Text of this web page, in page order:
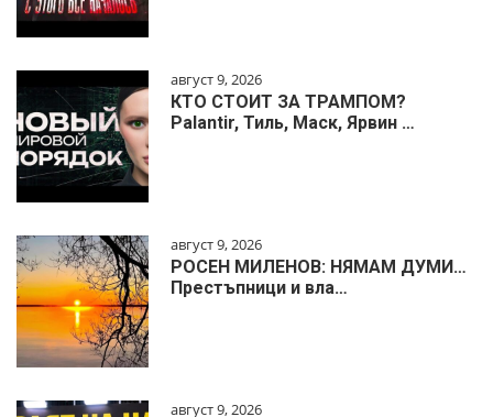
август 9, 2026
КТО СТОИТ ЗА ТРАМПОМ?
Palantir, Тиль, Маск, Ярвин …
август 9, 2026
РОСЕН МИЛЕНОВ: НЯМАМ ДУМИ…
Престъпници и вла…
август 9, 2026